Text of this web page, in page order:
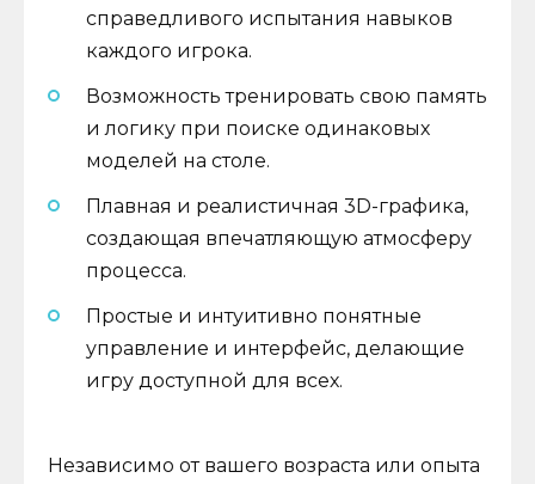
справедливого испытания навыков
каждого игрока.
Возможность тренировать свою память
и логику при поиске одинаковых
моделей на столе.
Плавная и реалистичная 3D-графика,
создающая впечатляющую атмосферу
процесса.
Простые и интуитивно понятные
управление и интерфейс, делающие
игру доступной для всех.
Независимо от вашего возраста или опыта